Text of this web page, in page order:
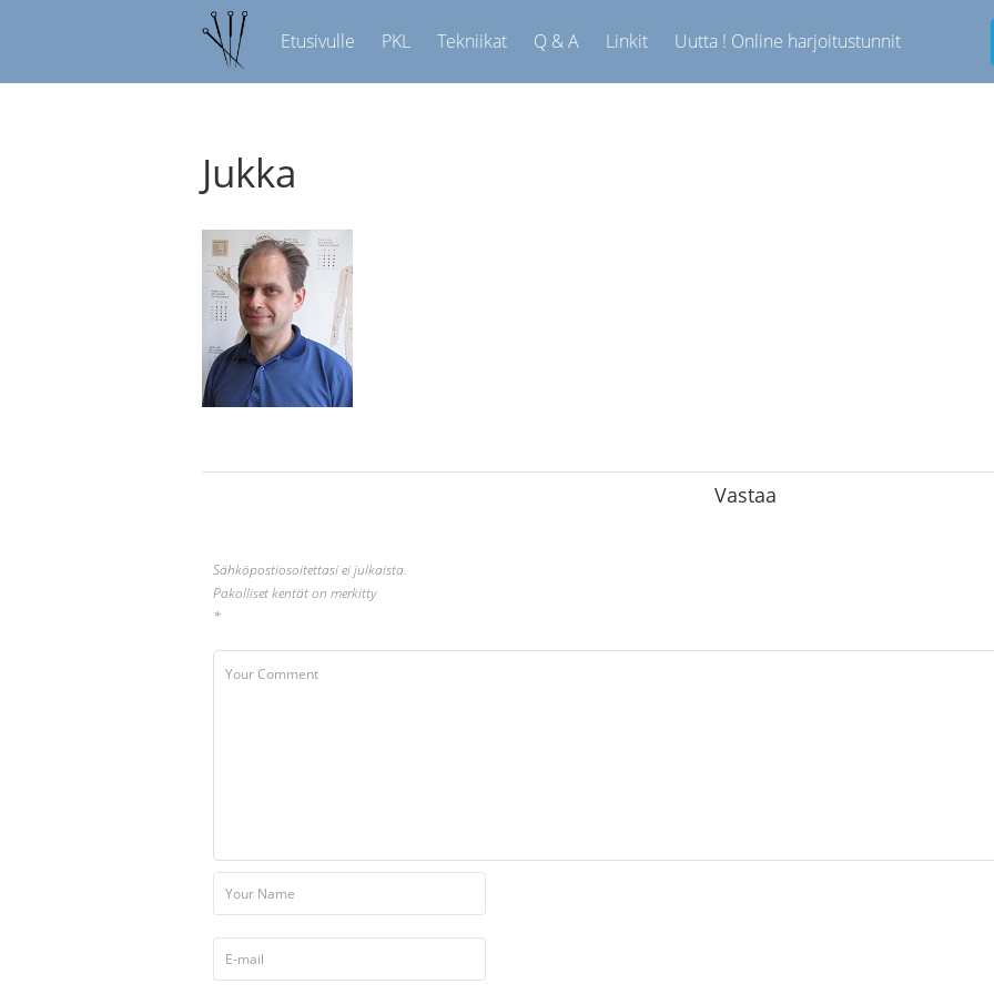
Etusivulle PKL Tekniikat Q & A Linkit Uutta ! Online harjoitustunnit
Jukka
Vastaa
Sähköpostiosoitettasi ei julkaista.
Pakolliset kentät on merkitty
*